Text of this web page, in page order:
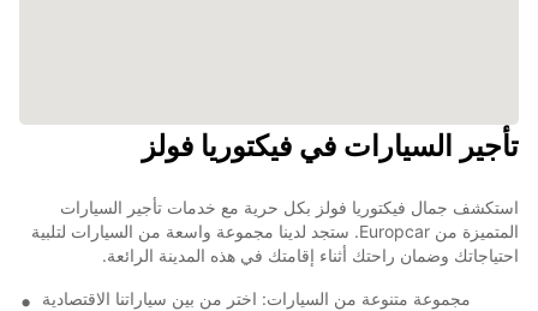
تأجير السيارات في فيكتوريا فولز
استكشف جمال فيكتوريا فولز بكل حرية مع خدمات تأجير السيارات
المتميزة من Europcar. ستجد لدينا مجموعة واسعة من السيارات لتلبية
احتياجاتك وضمان راحتك أثناء إقامتك في هذه المدينة الرائعة.
مجموعة متنوعة من السيارات: اختر من بين سياراتنا الاقتصادية